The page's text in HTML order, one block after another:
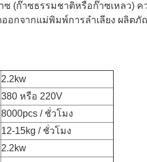
(ก๊าซธรรมชาติหรือก๊าซเหลว)
อกจากแม่พิมพ์การลำเลียง ผลิต
2.2kw
380 หรือ 220V
8000pcs / ชั่วโมง
12-15kg / ชั่วโมง
2.2kw